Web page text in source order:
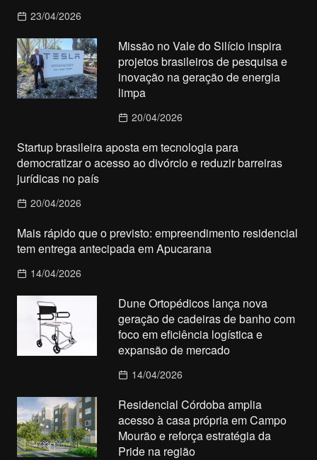
23/04/2026
Missão no Vale do Silício inspira
projetos brasileiros de pesquisa e
inovação na geração de energia
limpa
20/04/2026
Startup brasileira aposta em tecnologia para
democratizar o acesso ao divórcio e reduzir barreiras
jurídicas no país
20/04/2026
Mais rápido que o previsto: empreendimento residencial
tem entrega antecipada em Apucarana
14/04/2026
Dune Ortopédicos lança nova
geração de cadeiras de banho com
foco em eficiência logística e
expansão de mercado
14/04/2026
Residencial Córdoba amplia
acesso à casa própria em Campo
Mourão e reforça estratégia da
Pride na região